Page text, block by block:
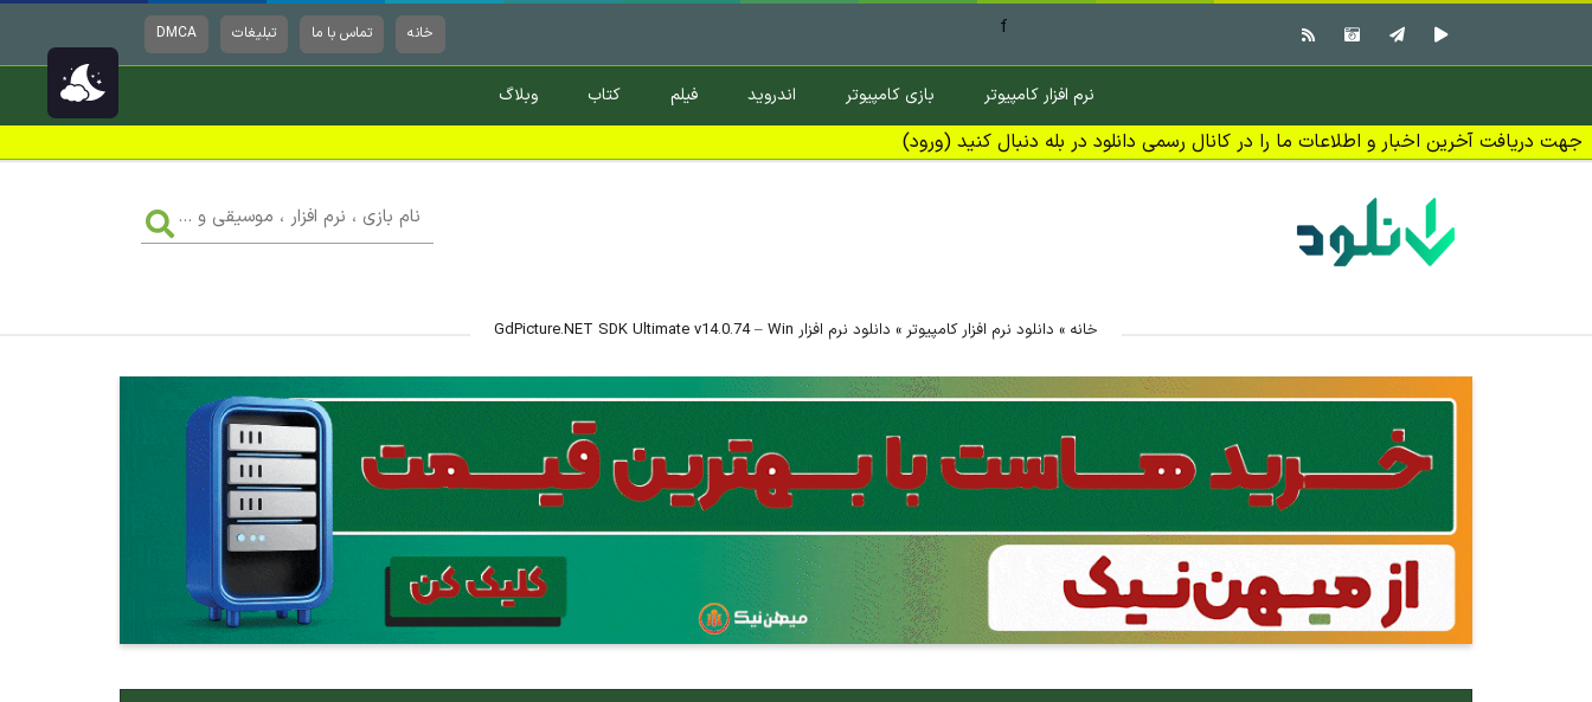
خانه تماس با ما تبلیغات DMCA f
نرم افزار کامپیوتر بازی کامپیوتر اندروید فیلم کتاب وبلاگ
جهت دریافت آخرین اخبار و اطلاعات ما را در کانال رسمی دانلود در بله دنبال کنید (ورود)
بازی
،
خانه » دانلود نرم افزار کامپیوتر » دانلود نرم افزار GdPicture.NET SDK Ultimate v14.0.74 – Win